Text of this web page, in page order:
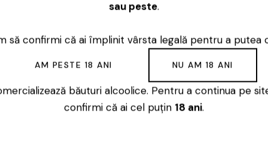
Marsala, orientată spre soiuri locale și stiluri
albe și roșii, cât și rosé-uri proaspete, expresive și
sau peste.
să confirmi că ai împlinit vârsta legală pentru a putea
AM PESTE 18 ANI NU AM 18 ANI
băuturi alcoolice. Pentru a continua pe
confirmi că ai cel puțin 18 ani.